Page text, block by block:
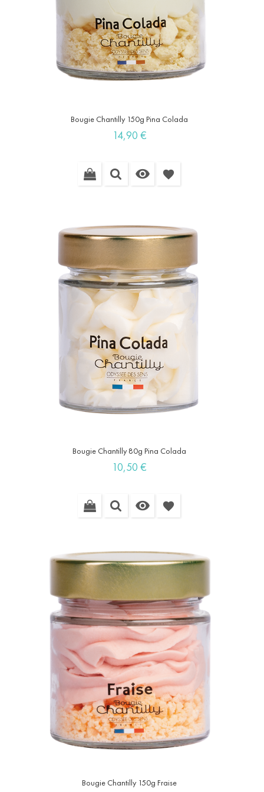
Bougie Chantilly 150g Pina Colada
Prix
14,90 €
 favorite
Bougie Chantilly 80g Pina Colada
Prix
10,50 €
 favorite
Bougie Chantilly 150g Fraise